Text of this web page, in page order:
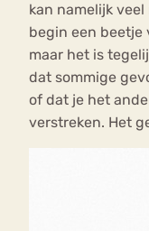
kan namelijk
begin een beetje
maar het is
dat sommige
of dat je het
verstreken. Het